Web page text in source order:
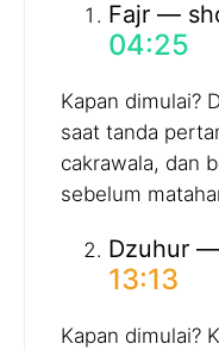
Fajr —
04:25
Kapan dimulai?
saat tanda
cakrawala, dan
sebelum
Dzuhur
13:13
Kapan dimulai?